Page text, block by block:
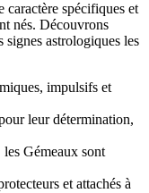
caractère spécifiques et
nés. Découvrons
signes astrologiques les
impulsifs et
leur détermination,
Gémeaux sont
et attachés à